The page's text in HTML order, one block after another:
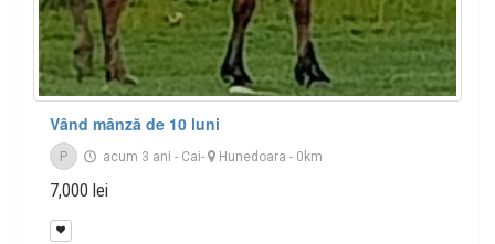
Vând mânză de 10 luni
P acum 3 ani - Cai- Hunedoara - 0km
7,000 lei